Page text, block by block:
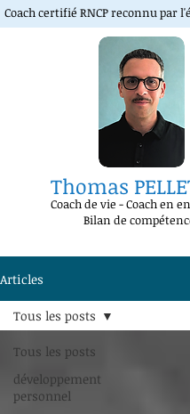
Thomas
Coach de vie -Coach en
Bilan de
Coach certifié RNCP reconnu par
Articles
Tous les posts
développement
personnel
Tous les posts